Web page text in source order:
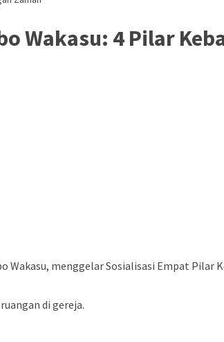
Wakasu: 4 Pilar
menggelar Sosialisasi Empat Pilar
di gereja.